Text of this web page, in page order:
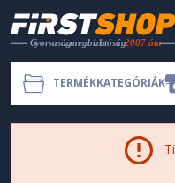
TERMÉKKATEGÓRIÁK